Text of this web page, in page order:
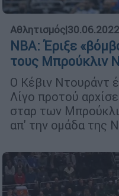
Αθλητισμός|
NBA: Έριξε
τους Μπρούκλιν
Ο Κέβιν Ντουράντ
Λίγο προτού
σταρ των
απ' την ομάδα της